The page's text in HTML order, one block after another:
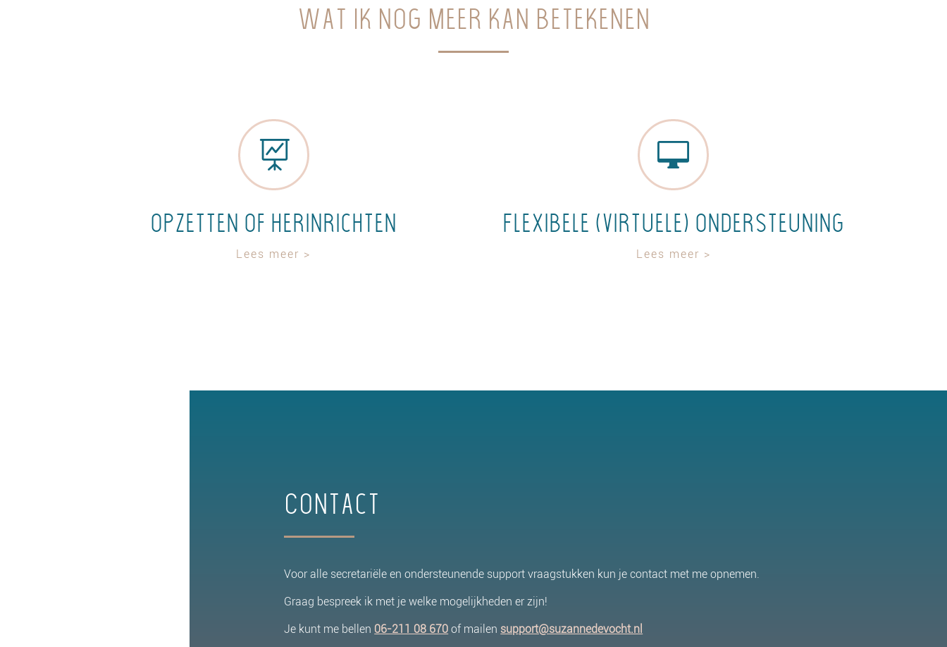
Wat ik nog meer kan betekenen

Opzetten of herinrichten
Lees meer >

Flexibele (virtuele) ondersteuning
Lees meer >
Contact
Voor alle secretariële en ondersteunende support vraagstukken kun je contact met me opnemen.
Graag bespreek ik met je welke mogelijkheden er zijn!
Je kunt me bellen 06-211 08 670 of mailen support@suzannedevocht.nl